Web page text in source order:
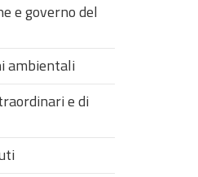
e governo del
ambientali
e di